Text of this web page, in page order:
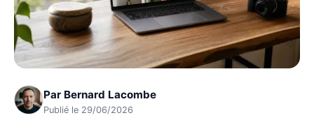
Par Bernard Lacombe
Publié le 29/06/2026